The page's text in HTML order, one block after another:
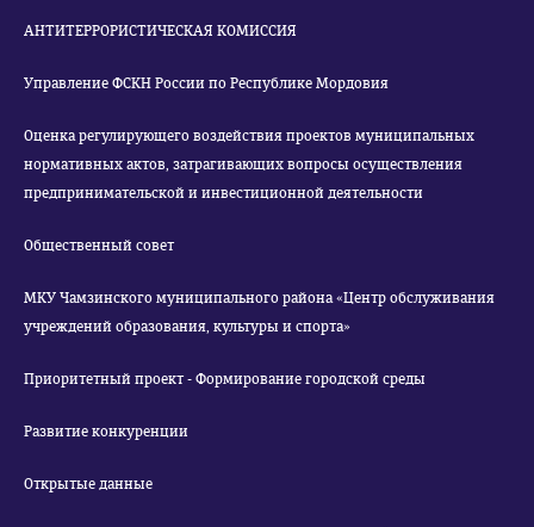
АНТИТЕРРОРИСТИЧЕСКАЯ КОМИССИЯ
Управление ФСКН России по Республике Мордовия
Оценка регулирующего воздействия проектов муниципальных
нормативных актов, затрагивающих вопросы осуществления
предпринимательской и инвестиционной деятельности
Общественный совет
МКУ Чамзинского муниципального района «Центр обслуживания
учреждений образования, культуры и спорта»
Приоритетный проект - Формирование городской среды
Развитие конкуренции
Открытые данные